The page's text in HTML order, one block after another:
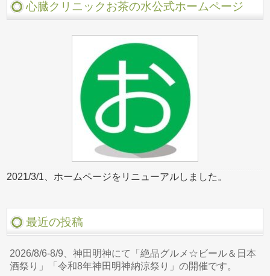
心臓クリニックお茶の水公式ホームページ
2021/3/1、ホームページをリニューアルしました。
最近の投稿
2026/8/6-8/9、神田明神にて「絶品グルメ☆ビール＆日本
酒祭り」「令和8年神田明神納涼祭り」の開催です。